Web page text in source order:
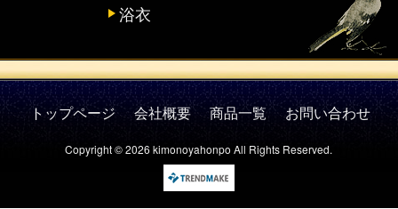
浴衣
トップページ 会社概要 商品一覧 お問い合わせ
Copyright © 2026 kimonoyahonpo All Rights Reserved.